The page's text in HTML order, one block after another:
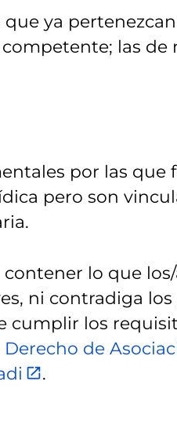
que ya
las
por las que
pero son
lo que
ni contradiga
cumplir los
de
.